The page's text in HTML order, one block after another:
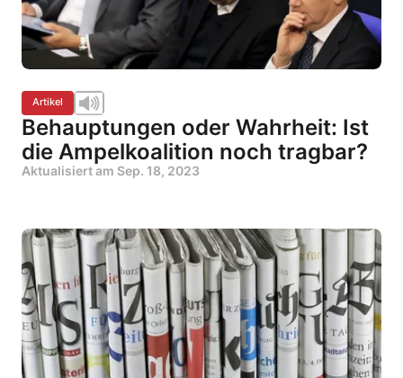
Artikel
Behauptungen oder Wahrheit: Ist
die Ampelkoalition noch tragbar?
Aktualisiert am Sep. 18, 2023